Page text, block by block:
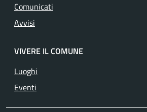
Comunicati
Avvisi
VIVERE IL COMUNE
Luoghi
Eventi